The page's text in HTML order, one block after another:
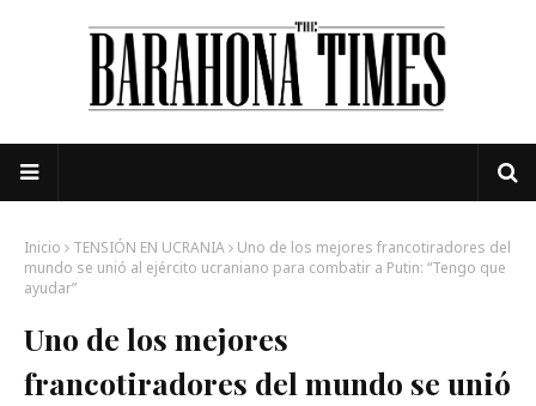
Inicio TENSIÓN EN UCRANIA
Uno de los mejores francotiradores del
mundo se unió al ejército ucraniano para combatir a Putin: “Tengo que
ayudar”
Uno de los mejores
francotiradores del mundo se unió